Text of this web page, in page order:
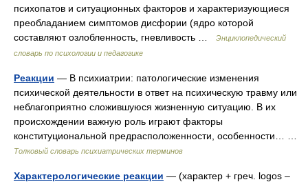
психопатов и ситуационных факторов и характеризующиеся
преобладанием симптомов дисфории (ядро которой
составляют озлобленность, гневливость …
Энциклопедический
словарь по психологии и педагогике
Реакции — В психиатрии: патологические изменения
психической деятельности в ответ на психическую травму или
неблагоприятно сложившуюся жизненную ситуацию. В их
происхождении важную роль играют факторы
конституциональной предрасположенности, особенности… …
Толковый словарь психиатрических терминов
Характерологические реакции — (характер + греч. logos –